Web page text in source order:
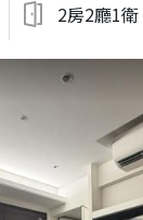
2房2廳1衛